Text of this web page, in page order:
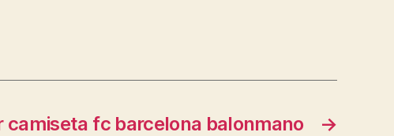
→
camiseta fc barcelona balonmano